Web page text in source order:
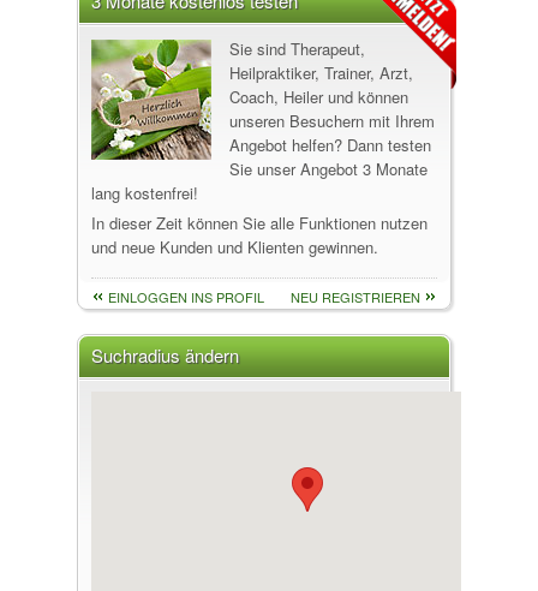
Sie sind Therapeut,
Heilpraktiker, Trainer, Arzt,
Coach, Heiler und können
unseren Besuchern mit Ihrem
Angebot helfen? Dann testen
Sie unser Angebot 3 Monate
lang kostenfrei!
In dieser Zeit können Sie alle Funktionen nutzen
und neue Kunden und Klienten gewinnen.
EINLOGGEN INS PROFIL NEU REGISTRIEREN
Suchradius ändern